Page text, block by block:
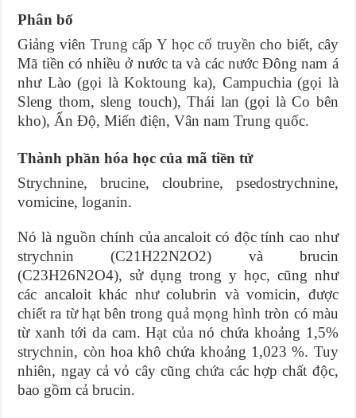
Phân bố
Giảng viên Trung cấp Y học cổ truyền cho biết, cây
Mã tiền có nhiều ở nước ta và các nước Đông nam á
như Lào (gọi là Koktoung ka), Campuchia (gọi là
Sleng thom, sleng touch), Thái lan (gọi là Co bên
kho), Ấn Độ, Miến điện, Vân nam Trung quốc.
Thành phần hóa học của mã tiền tử
Strychnine, brucine, cloubrine, psedostrychnine,
vomicine, loganin.
Nó là nguồn chính của ancaloit có độc tính cao như
strychnin (C21H22N2O2) và brucin
(C23H26N2O4), sử dụng trong y học, cũng như
các ancaloit khác như colubrin và vomicin, được
chiết ra từ hạt bên trong quả mọng hình tròn có màu
từ xanh tới da cam. Hạt của nó chứa khoảng 1,5%
strychnin, còn hoa khô chứa khoảng 1,023 %. Tuy
nhiên, ngay cả vỏ cây cũng chứa các hợp chất độc,
bao gồm cả brucin.